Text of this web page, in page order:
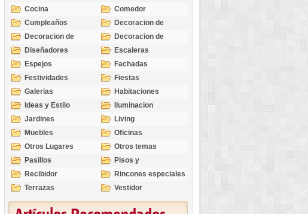
Cocina
Comedor
Cumpleaños
Decoracion de
Exteriores
Decoracion de
Interiores
Decoracion de
Ocasiones
Diseñadores
Escaleras
Espejos
Fachadas
Festividades
Fiestas
Galerias
Habitaciones
Ideas y Estilo
Iluminacion
Jardines
Living
Muebles
Oficinas
Otros Lugares
Otros temas
Pasillos
Pisos y
revestimientos
Recibidor
Rincones especiales
Terrazas
Vestidor